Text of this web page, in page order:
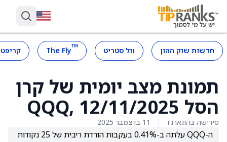
חדשות שוק ההון וול סטריט ™
The Fly
תמונת מצב יומית של קרן
הסל QQQ, 12/11/2025
סירישה בהוגארג'ו 11 בדצמבר 2025
ה-QQQ עלתה ב-0.41% בעקבות הורדת ריבית של 25 נקודות